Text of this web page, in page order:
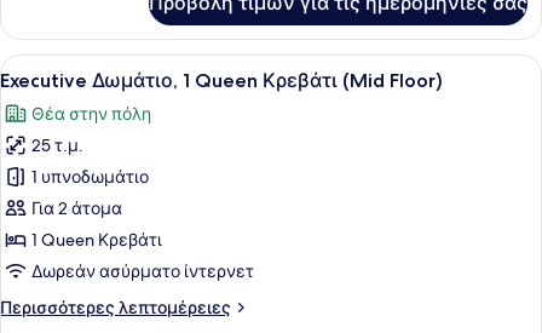
Floor)
Δίκλινο
Δωμάτιο
(Twin),
Μονά
Κρεβάτια
(Low
Floor)
Προβολή
όλων
των
φωτογραφιών
για
Executive
Δωμάτιο,
1
Queen
Κρεβάτι
Ένα δωμάτιο ξενοδοχείου με ένα
9
Executive Δωμάτιο, 1 Queen Κρεβάτι (Mid Floor)
Θέα στην πόλη
25 τ.μ.
1 υπνοδωμάτιο
Για 2 άτομα
1 Queen Κρεβάτι
Δωρεάν ασύρματο ίντερνετ
Περισσότερες λεπτομέρειες
Περισσότερες